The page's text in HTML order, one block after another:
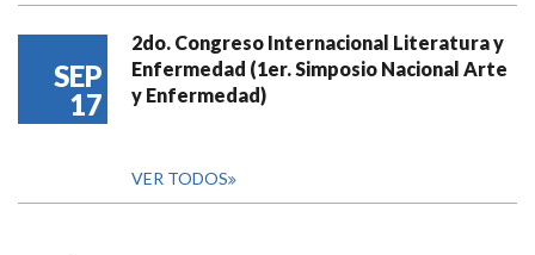
SEP
17
2do. Congreso Internacional Literatura y
Enfermedad (1er. Simposio Nacional Arte
y Enfermedad)
VER TODOS